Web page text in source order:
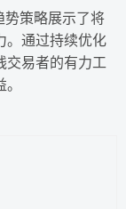
策略展示了将
。通过持续优化
交易者的有力工